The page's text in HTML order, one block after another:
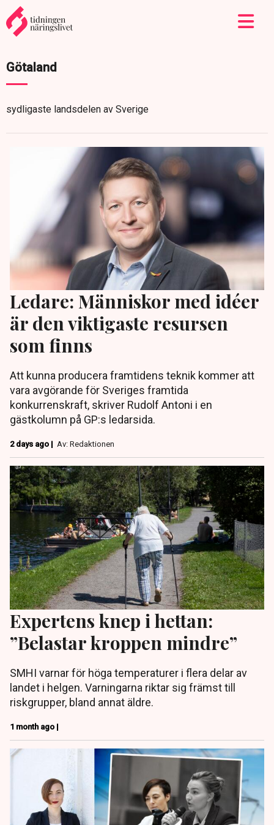
Götaland
sydligaste landsdelen av Sverige
Ledare: Människor med idéer
är den viktigaste resursen
som finns
Att kunna producera framtidens teknik kommer att
vara avgörande för Sveriges framtida
konkurrenskraft, skriver Rudolf Antoni i en
gästkolumn på GP:s ledarsida.
2 days ago | Av: Redaktionen
Expertens knep i hettan:
”Belastar kroppen mindre”
SMHI varnar för höga temperaturer i flera delar av
landet i helgen. Varningarna riktar sig främst till
riskgrupper, bland annat äldre.
1 month ago |